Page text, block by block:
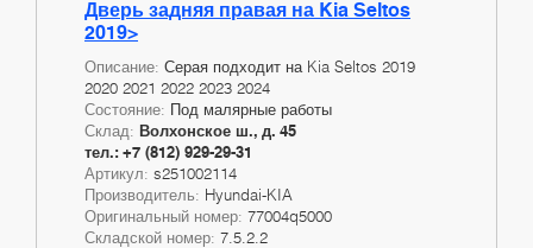
Дверь задняя правая на Kia Seltos
2019>
Описание: Серая подходит на Kia Seltos 2019
2020 2021 2022 2023 2024
Состояние: Под малярные работы
Склад: Волхонское ш., д. 45
тел.: +7 (812) 929-29-31
Артикул: s251002114
Производитель: Hyundai-KIA
Оригинальный номер: 77004q5000
Складской номер: 7.5.2.2